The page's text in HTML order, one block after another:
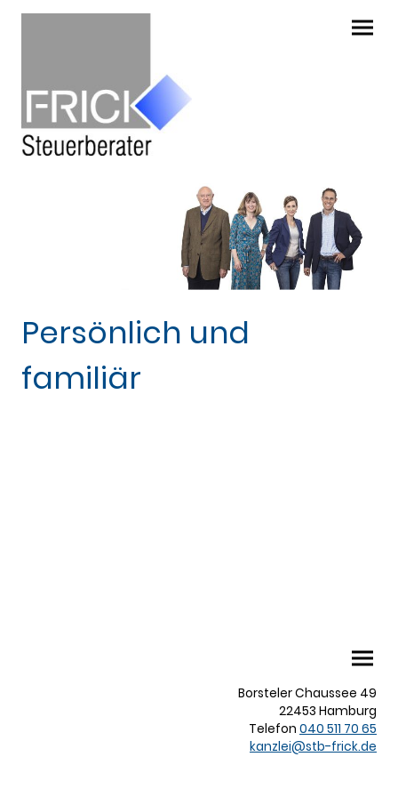
Persönlich und
familiär
Borsteler Chaussee 49
22453 Hamburg
Telefon 040 511 70 65
kanzlei@stb-frick.de